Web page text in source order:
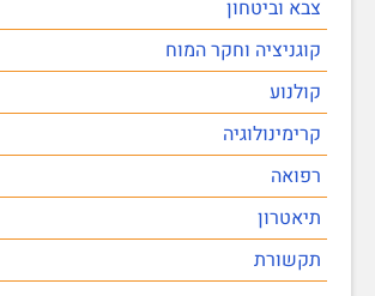
צבא וביטחון
קוגניציה וחקר המוח
קולנוע
קרימינולוגיה
רפואה
תיאטרון
תקשורת